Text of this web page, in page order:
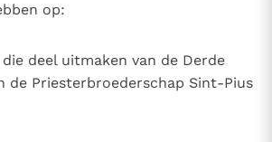
op:
die deel uitmaken van de Derde
de Priesterbroederschap Sint-Pius